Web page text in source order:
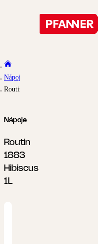
Nápoje
Routin 1883 Hibiscus 1L
Nápoje
Routin
1883
Hibiscus
1L